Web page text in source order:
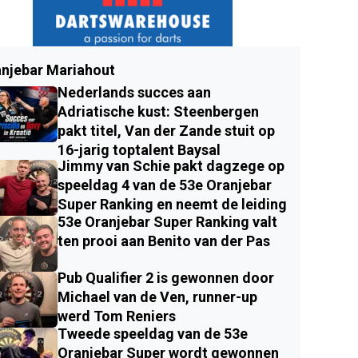
Mariahout
Nederlands succes aan
Adriatische kust: Steenbergen
pakt titel, Van der Zande stuit op
16-jarig toptalent Baysal
Jimmy van Schie pakt dagzege op
speeldag 4 van de 53e Oranjebar
Super Ranking en neemt de leiding
53e Oranjebar Super Ranking valt
ten prooi aan Benito van der Pas
Pub Qualifier 2 is gewonnen door
Michael van de Ven, runner-up
werd Tom Reniers
Tweede speeldag van de 53e
Oranjebar Super wordt gewonnen